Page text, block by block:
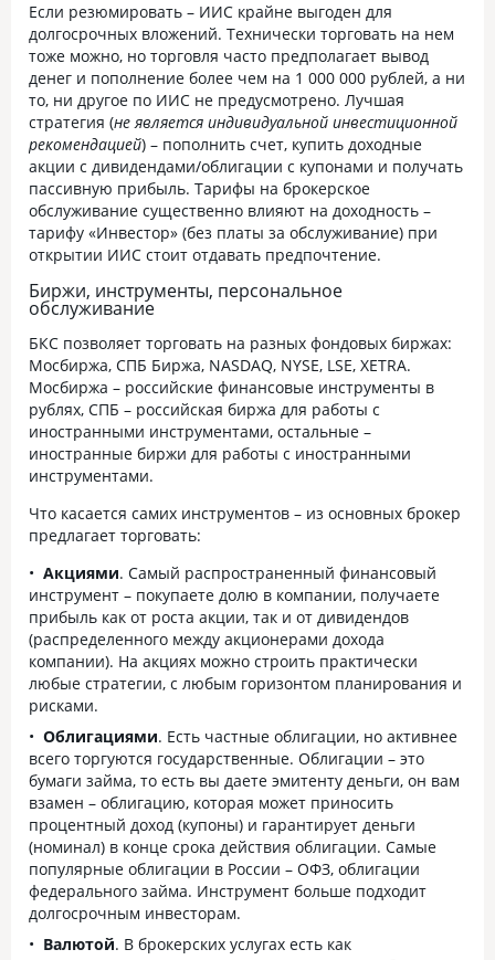
Если резюмировать – ИИС крайне выгоден для
долгосрочных вложений. Технически торговать на нем
тоже можно, но торговля часто предполагает вывод
денег и пополнение более чем на 1 000 000 рублей, а ни
то, ни другое по ИИС не предусмотрено. Лучшая
стратегия (не является индивидуальной инвестиционной
рекомендацией) – пополнить счет, купить доходные
акции с дивидендами/облигации с купонами и получать
пассивную прибыль. Тарифы на брокерское
обслуживание существенно влияют на доходность –
тарифу «Инвестор» (без платы за обслуживание) при
открытии ИИС стоит отдавать предпочтение.
Биржи, инструменты, персональное
обслуживание
БКС позволяет торговать на разных фондовых биржах:
Мосбиржа, СПБ Биржа, NASDAQ, NYSE, LSE, XETRA.
Мосбиржа – российские финансовые инструменты в
рублях, СПБ – российская биржа для работы с
иностранными инструментами, остальные –
иностранные биржи для работы с иностранными
инструментами.
Что касается самих инструментов – из основных брокер
предлагает торговать:
Акциями. Самый распространенный финансовый
инструмент – покупаете долю в компании, получаете
прибыль как от роста акции, так и от дивидендов
(распределенного между акционерами дохода
компании). На акциях можно строить практически
любые стратегии, с любым горизонтом планирования и
рисками.
Облигациями. Есть частные облигации, но активнее
всего торгуются государственные. Облигации – это
бумаги займа, то есть вы даете эмитенту деньги, он вам
взамен – облигацию, которая может приносить
процентный доход (купоны) и гарантирует деньги
(номинал) в конце срока действия облигации. Самые
популярные облигации в России – ОФЗ, облигации
федерального займа. Инструмент больше подходит
долгосрочным инвесторам.
Валютой. В брокерских услугах есть как